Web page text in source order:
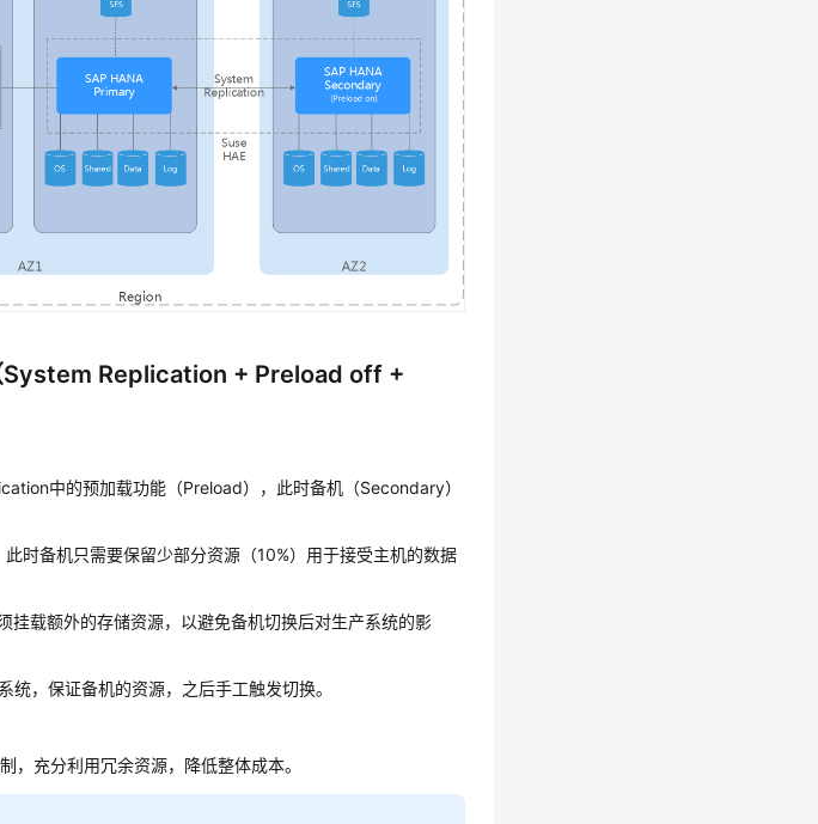
System Replication + Preload off +
中的预加载功能（Preload），此时备机（Secondary）
时备机只需要保留少部分资源（10%）用于接受主机的数据
挂载额外的存储资源，以避免备机切换后对生产系统的影
，保证备机的资源，之后手工触发切换。
，充分利用冗余资源，降低整体成本。